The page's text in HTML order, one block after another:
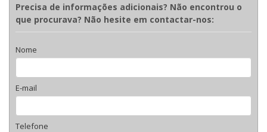
Precisa de informações adicionais? Não encontrou o
que procurava? Não hesite em contactar-nos:
Nome
E-mail
Telefone